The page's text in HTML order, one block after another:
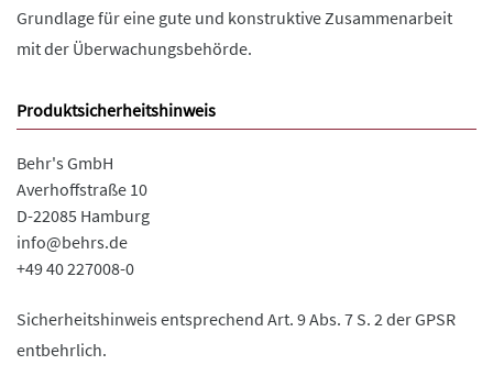
Grundlage für eine gute und konstruktive Zusammenarbeit
mit der Überwachungsbehörde.
Produktsicherheitshinweis
Behr's GmbH
Averhoffstraße 10
D-22085 Hamburg
info@behrs.de
+49 40 227008-0
Sicherheitshinweis entsprechend Art. 9 Abs. 7 S. 2 der GPSR
entbehrlich.